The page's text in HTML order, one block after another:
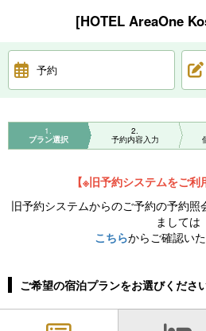
[HOTEL AreaOne
予約
1
プラン選択
2
予約内容入力
【※旧予約システムをご利
旧予約システムからのご予約の予約照
ましては
こちらからご確認いた
ご希望の宿泊プランをお選びください